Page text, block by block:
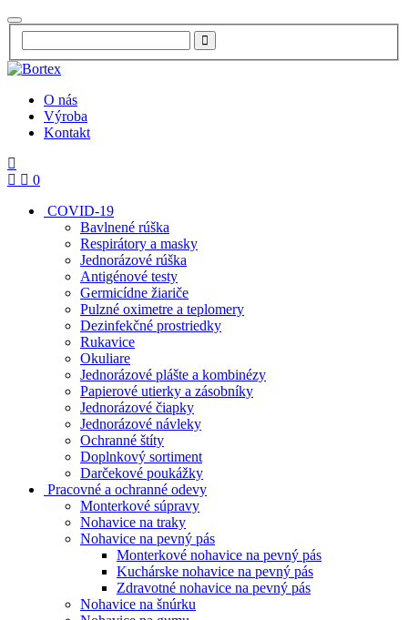
O nás
Výroba
Kontakt
0
COVID-19
Bavlnené rúška
Respirátory a masky
Jednorázové rúška
Antigénové testy
Germicídne žiariče
Pulzné oximetre a teplomery
Dezinfekčné prostriedky
Rukavice
Okuliare
Jednorázové plášte a kombinézy
Papierové utierky a zásobníky
Jednorázové čiapky
Jednorázové návleky
Ochranné štíty
Doplnkový sortiment
Darčekové poukážky
Pracovné a ochranné odevy
Monterkové súpravy
Nohavice na traky
Nohavice na pevný pás
Monterkové nohavice na pevný pás
Kuchárske nohavice na pevný pás
Zdravotné nohavice na pevný pás
Nohavice na šnúrku